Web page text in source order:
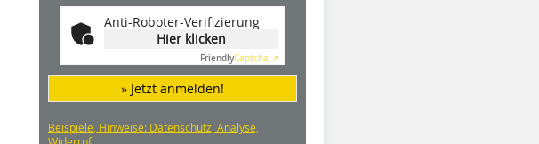
Anti-Roboter-Verifizierung
Hier klicken
FriendlyCaptcha ⇗
» Jetzt anmelden!
Beispiele, Hinweise: Datenschutz, Analyse,